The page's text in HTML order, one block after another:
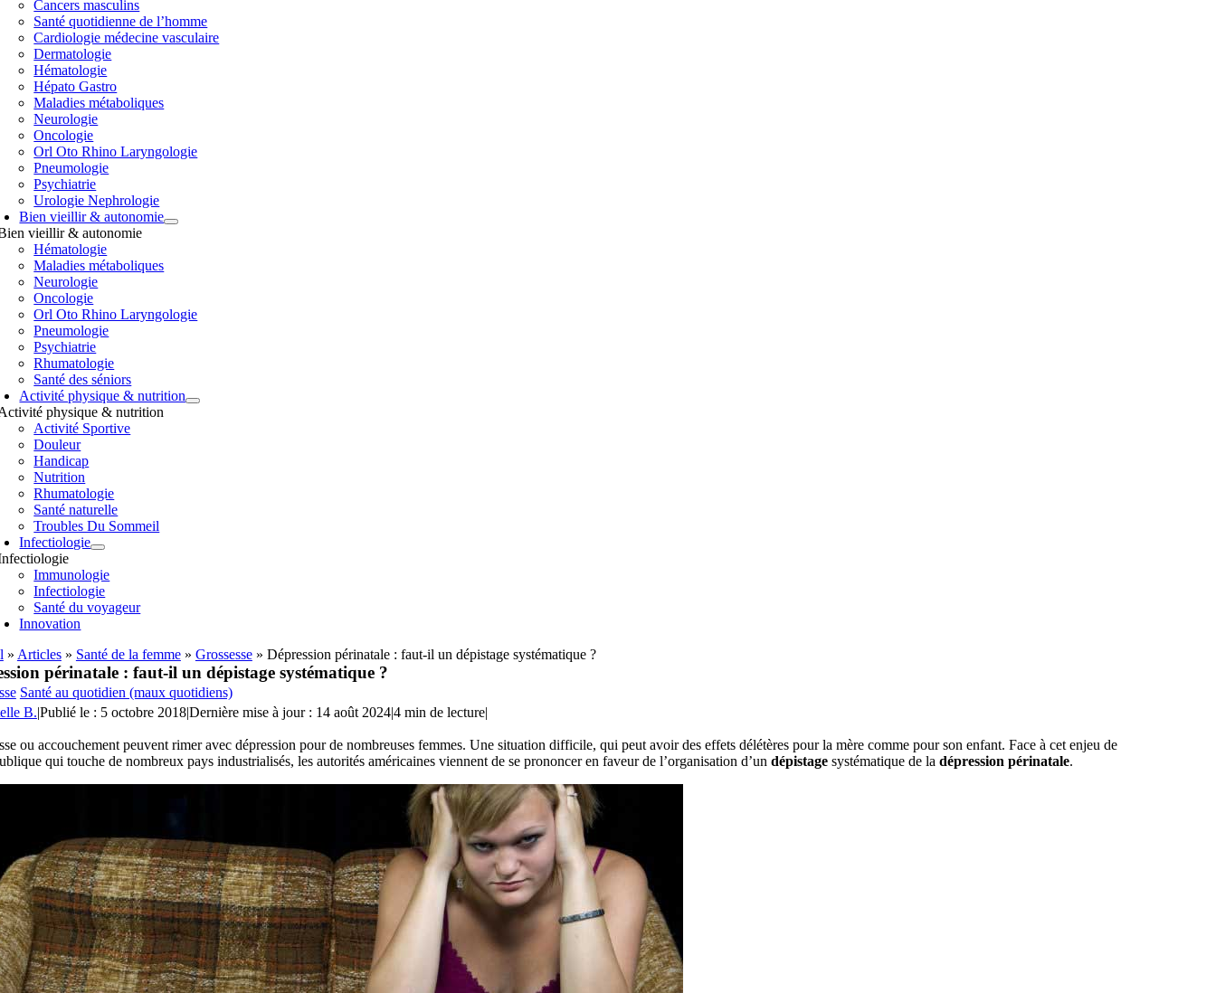
Cancers masculins
Santé quotidienne de l’homme
Cardiologie médecine vasculaire
Dermatologie
Hématologie
Hépato Gastro
Maladies métaboliques
Neurologie
Oncologie
Orl Oto Rhino Laryngologie
Pneumologie
Psychiatrie
Urologie Nephrologie
Bien vieillir & autonomie
vieillir & autonomie
Hématologie
Maladies métaboliques
Neurologie
Oncologie
Orl Oto Rhino Laryngologie
Pneumologie
Psychiatrie
Rhumatologie
Santé des séniors
Activité physique & nutrition
physique & nutrition
Activité Sportive
Douleur
Handicap
Nutrition
Rhumatologie
Santé naturelle
Troubles Du Sommeil
Infectiologie
Immunologie
Infectiologie
Santé du voyageur
Innovation
» Articles» Santé de la femme» Grossesse» Dépression périnatale : faut-il un dépistage systématique ?
périnatale : faut-il un dépistage systématique ?
Santé au quotidien (maux quotidiens)
B.|Publié le : 5 octobre 2018|Dernière mise à jour : 14 août 2024|4 min de lecture|
ou accouchement peuvent rimer avec dépression pour de nombreuses femmes. Une situation difficile, qui peut avoir des effets délétères pour la mère comme pour son enfant. Face à cet enjeu de
qui touche de nombreux pays industrialisés, les autorités américaines viennent de se prononcer en faveur de l’organisation d’un dépistagesystématique de la dépression périnatale.